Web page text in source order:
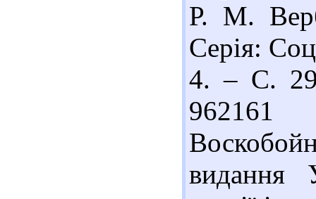
Р. М.
Серія:
4. – С.
видання